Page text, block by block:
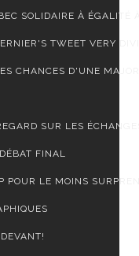
SOLIDAIRE À ÉGALITÉ
TWEET VERY
CHANCES D'UNE
SUR LES
FINAL
POUR LE MOINS